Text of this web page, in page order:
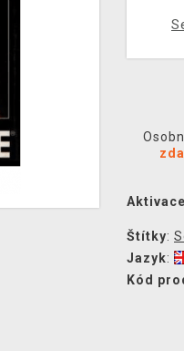
Aktivace
Štítky:
Jazyk:
Kód